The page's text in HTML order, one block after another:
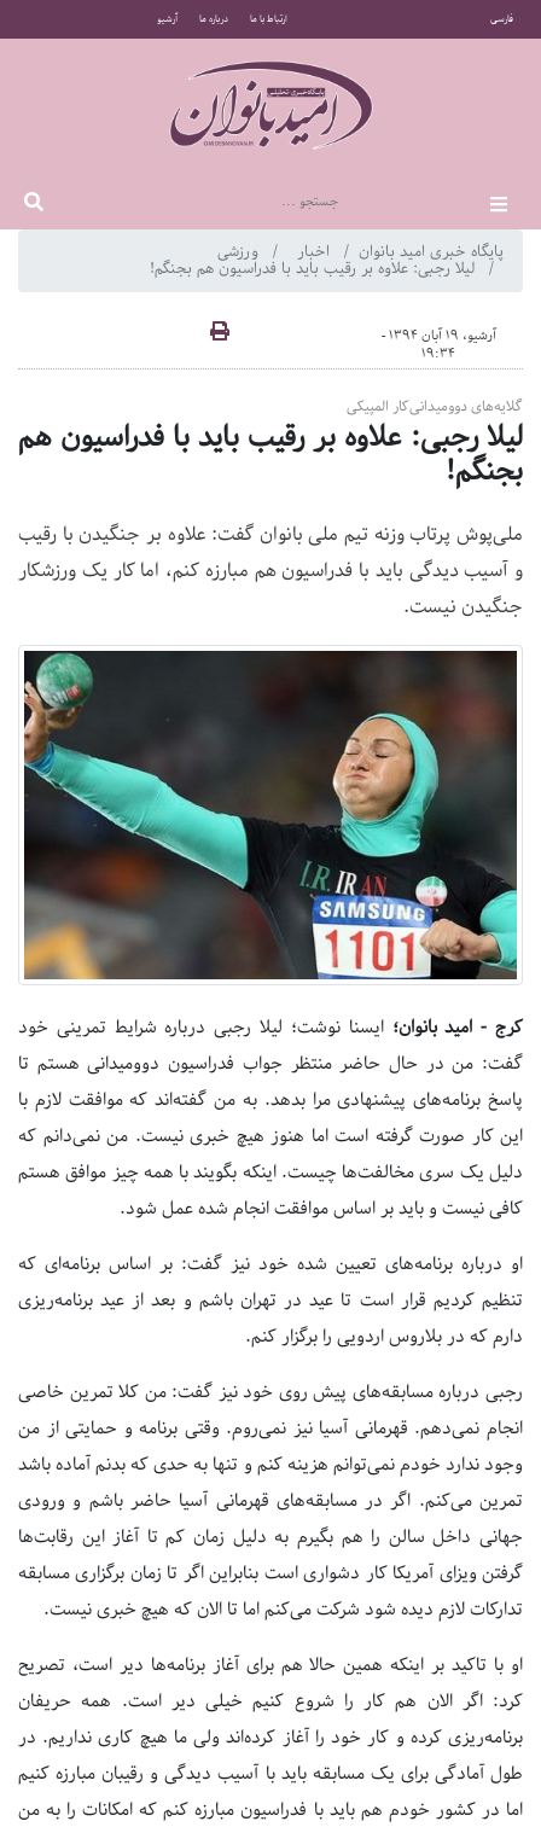
فارسی ارتباط با ما درباره ما آرشیو
پایگاه خبری امید بانوان اخبار ورزشی
لیلا رجبی: علاوه بر رقیب باید با فدراسیون هم بجنگم!
آرشیو، 19 آبان 1394 -
19:34
گلایه‌های دوومیدانی‌کار المپیکی
لیلا رجبی: علاوه بر رقیب باید با فدراسیون هم
بجنگم!
ملی‌پوش پرتاب وزنه تیم ملی بانوان گفت: علاوه بر جنگیدن با رقیب
و آسیب دیدگی باید با فدراسیون هم مبارزه کنم، اما کار یک ورزشکار
جنگیدن نیست.
کرج - امید بانوان؛ ایسنا نوشت؛ لیلا رجبی درباره شرایط تمرینی خود
گفت:‌ من در حال حاضر منتظر جواب فدراسیون دوومیدانی هستم تا
پاسخ برنامه‌های پیشنهادی مرا بدهد. به من گفته‌اند که موافقت لازم با
این کار صورت گرفته است اما هنوز هیچ خبری نیست. من نمی‌دانم که
دلیل یک سری مخالفت‌ها چیست. اینکه بگویند با همه چیز موافق هستم
کافی نیست و باید بر اساس موافقت انجام شده عمل شود.
او درباره برنامه‌های تعیین شده خود نیز گفت: بر اساس برنامه‌ای که
تنظیم کردیم قرار است تا عید در تهران باشم و بعد از عید برنامه‌ریزی
دارم که در بلاروس اردویی را برگزار کنم.
رجبی درباره مسابقه‌های پیش روی خود نیز گفت: من کلا تمرین خاصی
انجام نمی‌دهم. قهرمانی آسیا نیز نمی‌روم. وقتی برنامه و حمایتی از من
وجود ندارد خودم نمی‌توانم هزینه کنم و تنها به حدی که بدنم آماده باشد
تمرین می‌کنم. اگر در مسابقه‌های قهرمانی آسیا حاضر باشم و ورودی
جهانی داخل سالن را هم بگیرم به دلیل زمان کم تا آغاز این رقابت‌ها
گرفتن ویزای آمریکا کار دشواری است بنابراین اگر تا زمان برگزاری مسابقه
تدارکات لازم دیده شود شرکت می‌کنم اما تا الان که هیچ خبری نیست.
او با تاکید بر اینکه همین حالا هم برای آغاز برنامه‌ها دیر است، تصریح
کرد: اگر الان هم کار را شروع کنیم خیلی دیر است. همه حریفان
برنامه‌ریزی کرده و کار خود را آغاز کرده‌اند ولی ما هیچ کاری نداریم. در
طول آمادگی برای یک مسابقه باید با آسیب دیدگی و رقیبان مبارزه کنیم
اما در کشور خودم هم باید با فدراسیون مبارزه کنم که امکانات را به من